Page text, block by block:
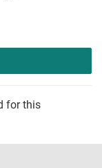
for this